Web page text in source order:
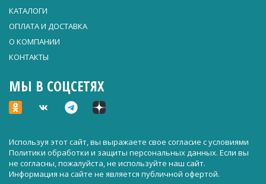
КАТАЛОГИ
ОПЛАТА И ДОСТАВКА
О КОМПАНИИ
КОНТАКТЫ
МЫ В СОЦСЕТЯХ
Используя этот сайт, вы выражаете свое согласие с условиями
Политики обработки и защиты персональных данных. Если вы
не согласны, пожалуйста, не используйте наш сайт.
Информация на сайте не является публичной офертой.